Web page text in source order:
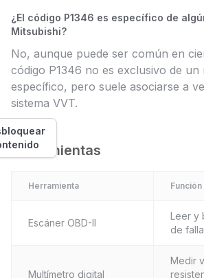
¿El código P1346 es específico de
Mitsubishi?
No, aunque puede ser común en
código P1346 no es exclusivo de un
específico, pero suele asociarse a
sistema VVT.
Herramientas
Herramienta
Escáner OBD-II
Leer y
de
Multímetro digital
Medir